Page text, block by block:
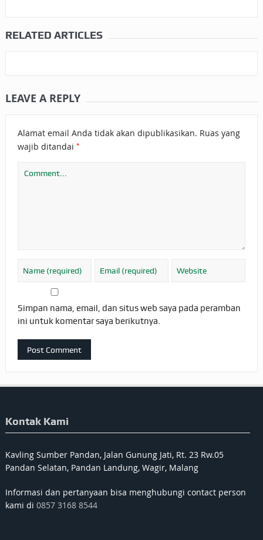
RELATED ARTICLES
LEAVE A REPLY
Alamat email Anda tidak akan dipublikasikan. Ruas yang
wajib ditandai *
Simpan nama, email, dan situs web saya pada peramban
ini untuk komentar saya berikutnya.
Kontak Kami
Kavling Sumber Pandan, Jalan Gunung Jati, Rt. 23 Rw.05
Pandan Selatan, Pandan Landung, Wagir, Malang
Informasi dan pertanyaan bisa menghubungi contact person
kami di 0857 3168 8544